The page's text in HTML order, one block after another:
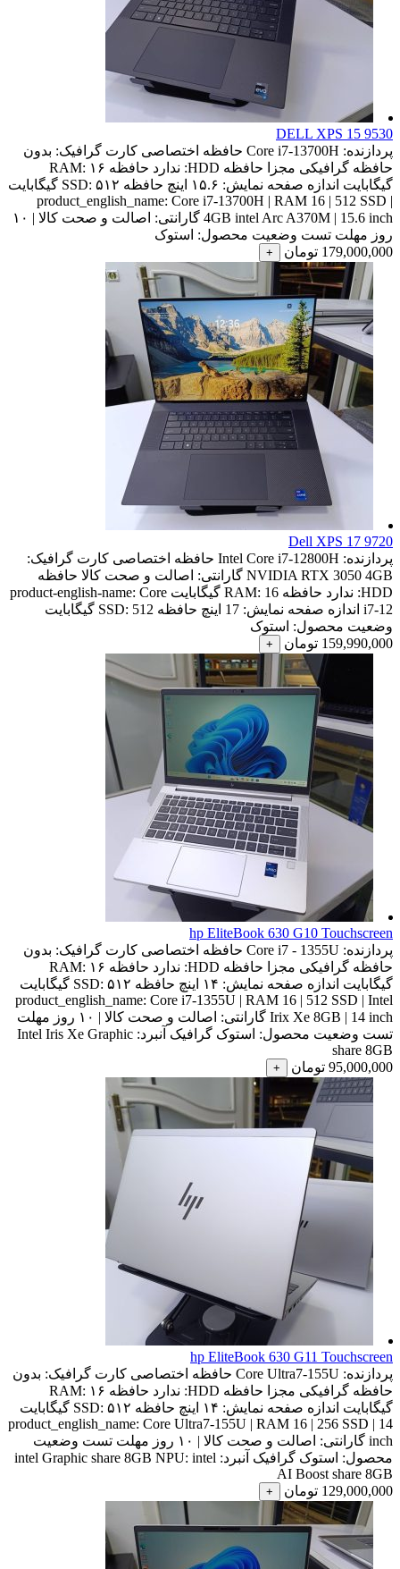
DELL XPS 15 9530
پردازنده: Core i7-13700H حافظه اختصاصی کارت گرافیک: بدون
حافظه گرافیکی مجزا
حافظه HDD: ندارد حافظه RAM: ۱۶
گیگابایت اندازه صفحه نمایش: ۱۵.۶ اینچ حافظه SSD: ۵۱۲ گیگابایت
product_english_name: Core i7-13700H | RAM 16 | 512 SSD |
4GB intel Arc A370M | 15.6 inch گارانتی:
اصالت و صحت کالا | ۱۰
روز مهلت تست وضعیت محصول: استوک
179,000,000 تومان +
Dell XPS 17 9720
پردازنده: Intel Core i7-12800H حافظه اختصاصی کارت گرافیک:
NVIDIA RTX 3050 4GB گارانتی: اصالت و صحت کالا حافظه
HDD: ندارد حافظه RAM: 16 گیگابایت product-english-name: Core
i7-12 اندازه صفحه نمایش: 17 اینچ حافظه SSD: 512 گیگابایت
وضعیت محصول: استوک
159,990,000 تومان +
hp EliteBook 630 G10 Touchscreen
پردازنده: Core i7 - 1355U حافظه اختصاصی کارت گرافیک: بدون
حافظه گرافیکی مجزا
حافظه HDD: ندارد حافظه RAM: ۱۶
گیگابایت اندازه صفحه نمایش: ۱۴ اینچ حافظه SSD: ۵۱۲ گیگابایت
product_english_name: Core i7-1355U | RAM 16 | 512 SSD | Intel
Irix Xe 8GB | 14 inch گارانتی:
اصالت و صحت کالا | ۱۰ روز مهلت
تست وضعیت محصول: استوک گرافیک آنبرد: Intel Iris Xe Graphic
share 8GB
95,000,000 تومان +
hp EliteBook 630 G11 Touchscreen
پردازنده: Core Ultra7-155U حافظه اختصاصی کارت گرافیک: بدون
حافظه گرافیکی مجزا
حافظه HDD: ندارد حافظه RAM: ۱۶
گیگابایت اندازه صفحه نمایش: ۱۴ اینچ حافظه SSD: ۵۱۲ گیگابایت
product_english_name: Core Ultra7-155U | RAM 16 | 256 SSD | 14
inch گارانتی: اصالت و صحت کالا | ۱۰ روز مهلت تست
وضعیت
محصول: استوک گرافیک آنبرد: intel Graphic share 8GB NPU: intel
AI Boost share 8GB
129,000,000 تومان +